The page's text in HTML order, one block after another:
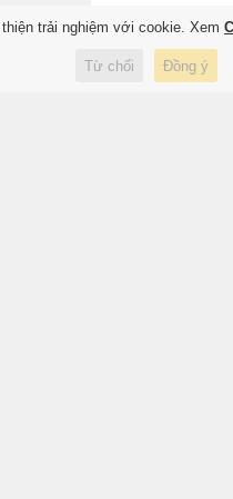
Thấy gì từ
nhất thế giới'?
trải nghiệm với cookie. Xem
Từ chối Đồng ý